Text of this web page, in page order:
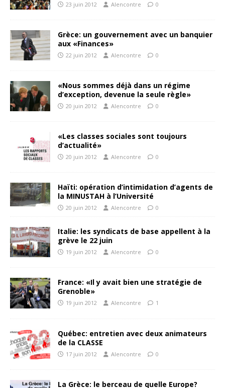
23 juin 2012 Alencontre 0
Grèce: un gouvernement avec un banquier
aux «Finances»
22 juin 2012 Alencontre 0
«Nous sommes déjà dans un régime
d’exception, devenue la seule règle»
20 juin 2012 Alencontre 0
«Les classes sociales sont toujours
d’actualité»
20 juin 2012 Alencontre 0
Haïti: opération d’intimidation d’agents de
la MINUSTAH à l’Université
20 juin 2012 Alencontre 0
Italie: les syndicats de base appellent à la
grève le 22 juin
19 juin 2012 Alencontre 0
France: «Il y avait bien une stratégie de
Grenoble»
19 juin 2012 Alencontre 1
Québec: entretien avec deux animateurs
de la CLASSE
17 juin 2012 Alencontre 0
La Grèce: le berceau de quelle Europe?